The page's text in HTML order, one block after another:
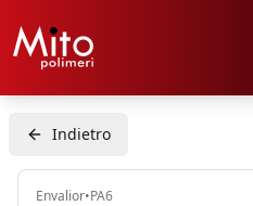
Indietro
Envalior•PA6